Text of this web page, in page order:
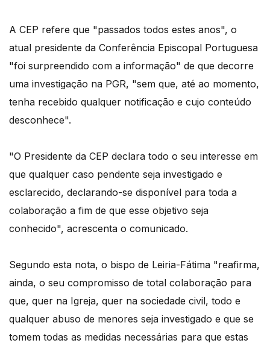
A CEP refere que "passados todos estes anos", o
atual presidente da Conferência Episcopal Portuguesa
"foi surpreendido com a informação" de que decorre
uma investigação na PGR, "sem que, até ao momento,
tenha recebido qualquer notificação e cujo conteúdo
desconhece".
"O Presidente da CEP declara todo o seu interesse em
que qualquer caso pendente seja investigado e
esclarecido, declarando-se disponível para toda a
colaboração a fim de que esse objetivo seja
conhecido", acrescenta o comunicado.
Segundo esta nota, o bispo de Leiria-Fátima "reafirma,
ainda, o seu compromisso de total colaboração para
que, quer na Igreja, quer na sociedade civil, todo e
qualquer abuso de menores seja investigado e que se
tomem todas as medidas necessárias para que estas